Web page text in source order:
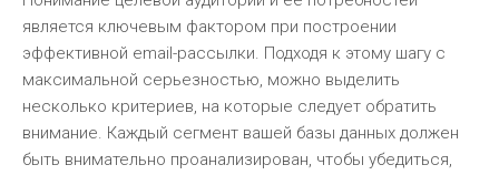
является ключевым фактором при построении
эффективной email-рассылки. Подходя к этому шагу с
максимальной серьезностью, можно выделить
несколько критериев, на которые следует обратить
внимание. Каждый сегмент вашей базы данных должен
быть внимательно проанализирован, чтобы убедиться,